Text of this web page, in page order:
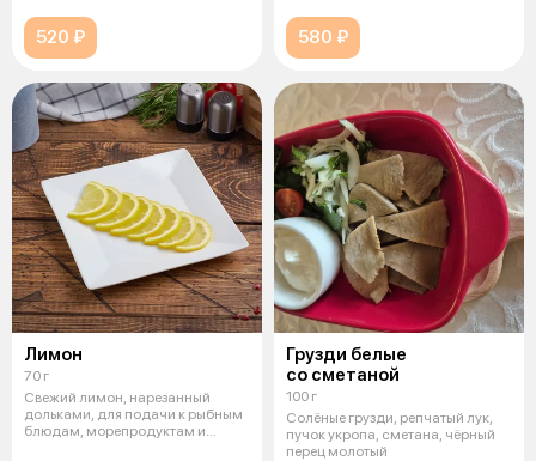
520 ₽ 580 ₽
Лимон
70 г
Свежий лимон, нарезанный
дольками, для подачи к рыбным
блюдам, морепродуктам и
Грузди белые
со сметаной
100 г
Солёные грузди, репчатый лук,
пучок укропа, сметана, чёрный
перец молотый